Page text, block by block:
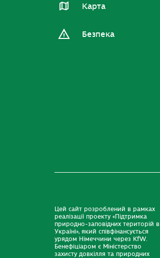
Карта
Безпека
Цей сайт розроблений в рамках
реалізації проекту «Підтримка
природно-заповідних територій в
Україні», який співфінансується
урядом Німеччини через KfW.
Бенефіціаром є Міністерство
захисту довкілля та природних